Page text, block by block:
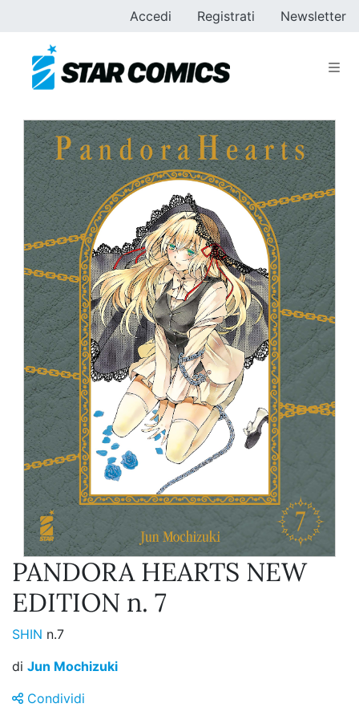
Accedi Registrati Newsletter
PANDORA HEARTS NEW
EDITION n. 7
SHIN n.7
di Jun Mochizuki
Condividi